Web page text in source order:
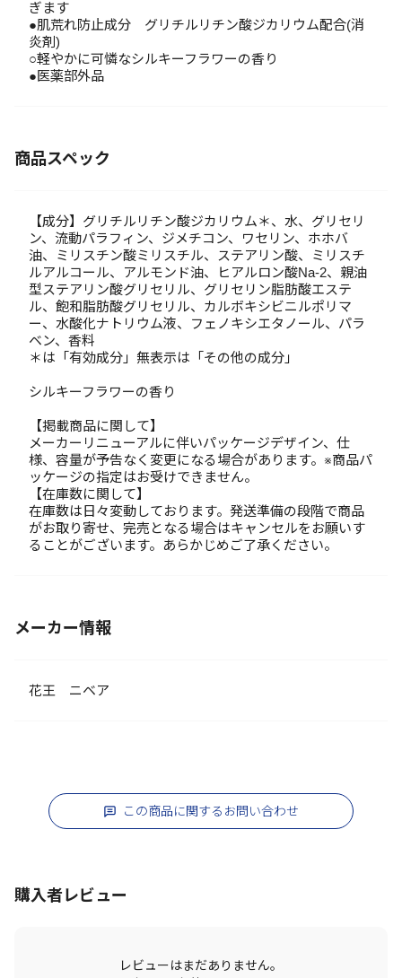
ぎます
●肌荒れ防止成分 グリチルリチン酸ジカリウム配合(消
炎剤)
○軽やかに可憐なシルキーフラワーの香り
●医薬部外品
商品スペック
【成分】グリチルリチン酸ジカリウム＊、水、グリセリ
ン、流動パラフィン、ジメチコン、ワセリン、ホホバ
油、ミリスチン酸ミリスチル、ステアリン酸、ミリスチ
ルアルコール、アルモンド油、ヒアルロン酸Na-2、親油
型ステアリン酸グリセリル、グリセリン脂肪酸エステ
ル、飽和脂肪酸グリセリル、カルボキシビニルポリマ
ー、水酸化ナトリウム液、フェノキシエタノール、パラ
ベン、香料
＊は「有効成分」無表示は「その他の成分」
シルキーフラワーの香り
【掲載商品に関して】
メーカーリニューアルに伴いパッケージデザイン、仕
様、容量が予告なく変更になる場合があります。※商品パ
ッケージの指定はお受けできません。
【在庫数に関して】
在庫数は日々変動しております。発送準備の段階で商品
がお取り寄せ、完売となる場合はキャンセルをお願いす
ることがございます。あらかじめご了承ください。
メーカー情報
花王 ニベア
この商品に関するお問い合わせ
購入者レビュー
レビューはまだありません。